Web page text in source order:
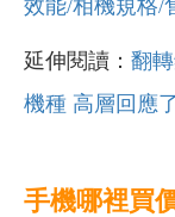
效能/相機規格/
延伸閱讀： 翻
機種 高層回應
手機哪裡買